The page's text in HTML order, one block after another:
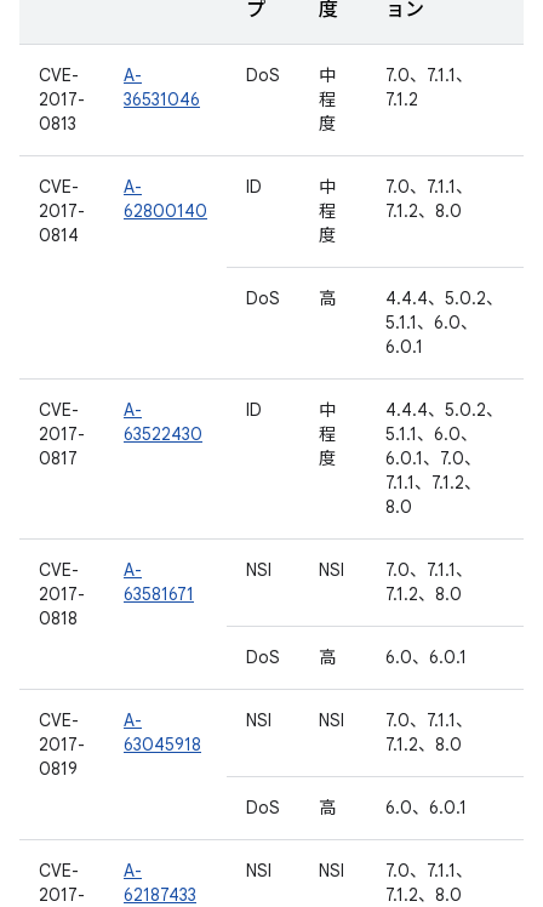
プ 度 ョン
CVE-
2017-
0813
A-
36531046
DoS
中
程
度
7.0、7.1.1、
7.1.2
CVE-
2017-
0814
A-
62800140
ID
中
程
度
7.0、7.1.1、
7.1.2、8.0
DoS 高
4.4.4、5.0.2、
5.1.1、6.0、
6.0.1
CVE-
2017-
0817
A-
63522430
ID
中
程
度
4.4.4、5.0.2、
5.1.1、6.0、
6.0.1、7.0、
7.1.1、7.1.2、
8.0
CVE-
2017-
0818
A-
63581671
NSI NSI
7.0、7.1.1、
7.1.2、8.0
DoS 高 6.0、6.0.1
CVE-
2017-
0819
A-
63045918
NSI NSI
7.0、7.1.1、
7.1.2、8.0
DoS 高 6.0、6.0.1
CVE-
2017-
A-
62187433
NSI NSI
7.0、7.1.1、
7.1.2、8.0